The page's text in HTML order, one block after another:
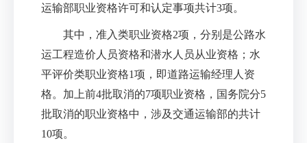
运输部职业资格许可和认定事项共计3项。
其中，准入类职业资格2项，分别是公路水
运工程造价人员资格和潜水人员从业资格；水
平评价类职业资格1项，即道路运输经理人资
格。加上前4批取消的7项职业资格，国务院分5
批取消的职业资格中，涉及交通运输部的共计
10项。